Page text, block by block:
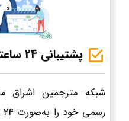
پشتیبانی 24 ساعته
شبکه مترجمین اشراق